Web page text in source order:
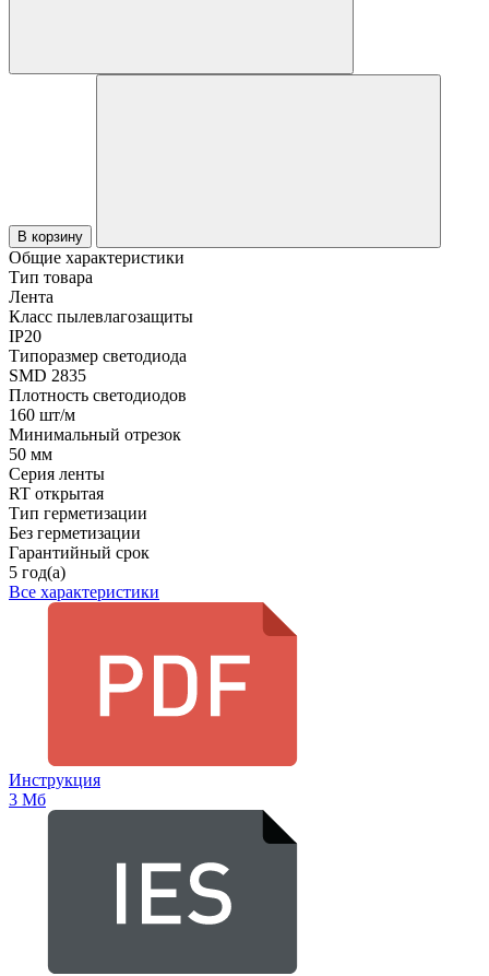
В корзину
Общие характеристики
Тип товара
Лента
Класс пылевлагозащиты
IP20
Типоразмер светодиода
SMD 2835
Плотность светодиодов
160 шт/м
Минимальный отрезок
50 мм
Серия ленты
RT открытая
Тип герметизации
Без герметизации
Гарантийный срок
5 год(а)
Все характеристики
Инструкция
3 Мб